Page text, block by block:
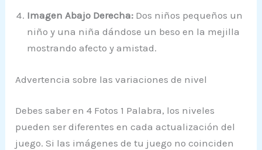
Imagen Abajo Derecha: Dos niños pequeños un
niño y una niña dándose un beso en la mejilla
mostrando afecto y amistad.
Advertencia sobre las variaciones de nivel
Debes saber en 4 Fotos 1 Palabra, los niveles
pueden ser diferentes en cada actualización del
juego. Si las imágenes de tu juego no coinciden